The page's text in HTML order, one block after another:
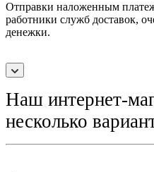
Отправки наложенным
работники служб доставок,
денежки.
Наш интернет-
несколько